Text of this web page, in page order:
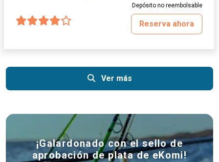
Depósito no reembolsable
Reserva ahora
Ver más
¡Galardonado con el sello de
aprobación de plata de eKomi!